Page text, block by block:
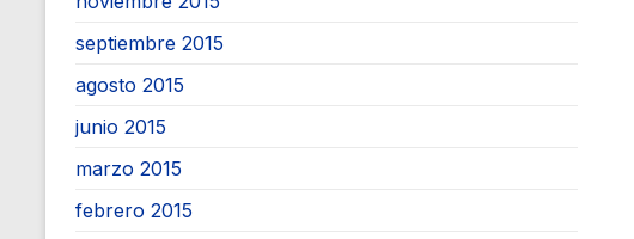
septiembre 2015
agosto 2015
junio 2015
marzo 2015
febrero 2015